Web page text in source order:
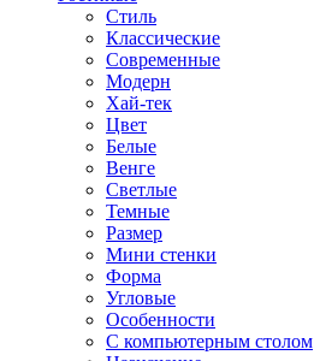
Стиль
Классические
Современные
Модерн
Хай-тек
Цвет
Белые
Венге
Светлые
Темные
Размер
Мини стенки
Форма
Угловые
Особенности
С компьютерным столом